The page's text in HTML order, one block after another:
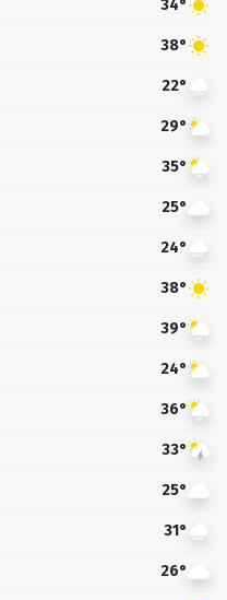
34°
38°
22°
29°
35°
25°
24°
38°
39°
24°
36°
33°
25°
31°
26°